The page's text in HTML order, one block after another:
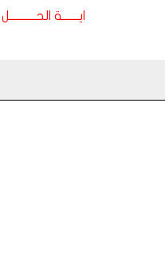
ايـــــــة الحـــــــــــل